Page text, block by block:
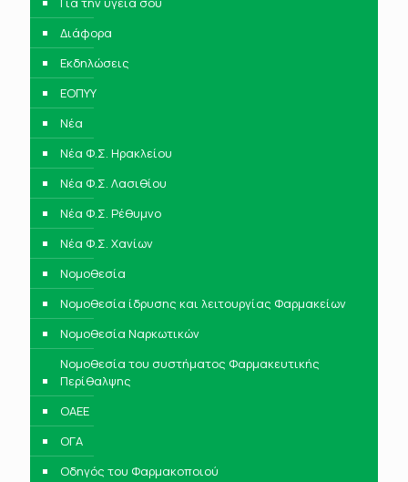
Διάφορα
Εκδηλώσεις
ΕΟΠΥΥ
Νέα
Νέα Φ.Σ. Ηρακλείου
Νέα Φ.Σ. Λασιθίου
Νέα Φ.Σ. Ρέθυμνο
Νέα Φ.Σ. Χανίων
Νομοθεσία
Νομοθεσία ίδρυσης και λειτουργίας Φαρμακείων
Νομοθεσία Ναρκωτικών
Νομοθεσία του συστήματος Φαρμακευτικής
Περίθαλψης
ΟΑΕΕ
ΟΓΑ
Οδηγός του Φαρμακοποιού